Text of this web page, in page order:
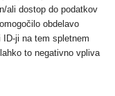
ali dostop do podatkov
obdelavo
ji na tem spletnem
to negativno vpliva
elektrarnam